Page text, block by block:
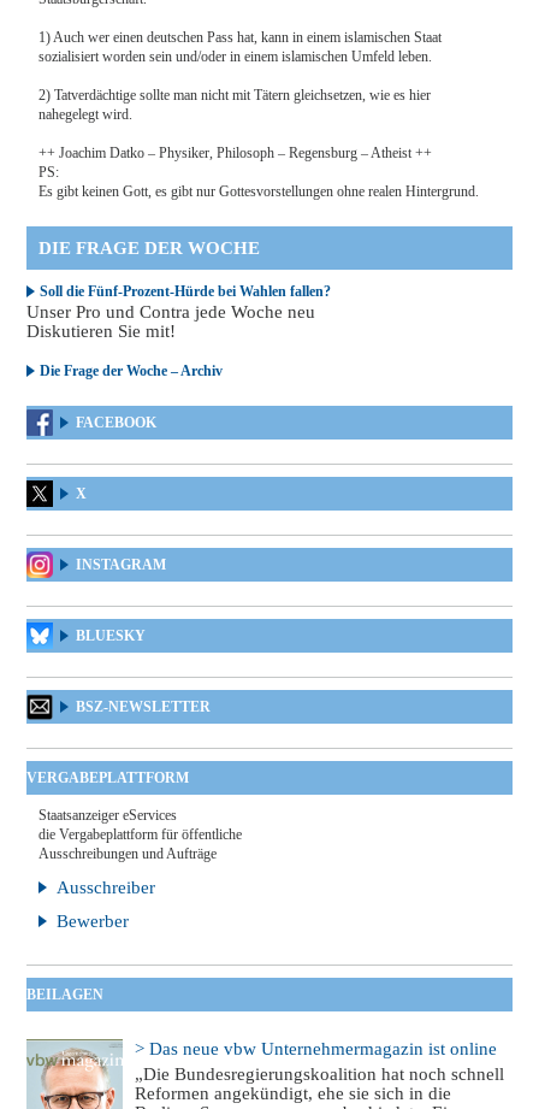
1) Auch wer einen deutschen Pass hat, kann in einem islamischen Staat
sozialisiert worden sein und/oder in einem islamischen Umfeld leben.
2) Tatverdächtige sollte man nicht mit Tätern gleichsetzen, wie es hier
nahegelegt wird.
++ Joachim Datko – Physiker, Philosoph – Regensburg – Atheist ++
PS:
Es gibt keinen Gott, es gibt nur Gottesvorstellungen ohne realen Hintergrund.
DIE FRAGE DER WOCHE
Soll die Fünf-Prozent-Hürde bei Wahlen fallen?
Unser Pro und Contra jede Woche neu
Diskutieren Sie mit!
Die Frage der Woche – Archiv
FACEBOOK
X
INSTAGRAM
BLUESKY
BSZ-NEWSLETTER
VERGABEPLATTFORM
Staatsanzeiger eServices
die Vergabeplattform für öffentliche
Ausschreibungen und Aufträge
Ausschreiber
Bewerber
BEILAGEN
> Das neue vbw Unternehmermagazin ist online
„Die Bundesregierungskoalition hat noch schnell
Reformen angekündigt, ehe sie sich in die